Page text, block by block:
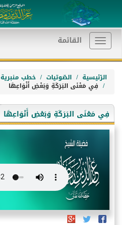
Toggle
navigation
القائمة
الرّئيسية الصّوتيات خطب منبرية
فِي مَعْنَى البَرَكَةِ وَبَعْضِ أَنْوَاعِهَا
فِي مَعْنَى البَرَكَةِ وَبَعْضِ أَنْوَاعِهَا